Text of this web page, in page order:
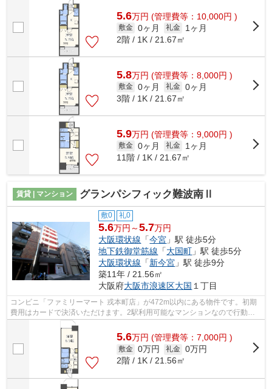
5.6万円 (管理費等：10,000円 )
敷金 0ヶ月 礼金
1ヶ月
2階 / 1K / 21.67㎡
5.8万円 (管理費等：8,000円 )
敷金 0ヶ月 礼金 0ヶ月
3階 / 1K / 21.67㎡
5.9万円 (管理費等：9,000円 )
敷金 0ヶ月 礼金
1ヶ月
11階 / 1K / 21.67㎡
賃貸 | マンション グランパシフィック難波南Ⅱ
敷0 礼0
5.6万円～5.7万円
大阪環状線 「今宮 」駅 徒歩5分
地下鉄御堂筋線 「大国町 」駅 徒歩5分
大阪環状線 「新今宮 」駅 徒歩9分
築11年 / 21.56㎡
大阪府大阪市浪速区大国 １丁目
コンビニ「ファミリーマート 戎本町店」が472m以内にある物件です。初期
費用はカードで決済いただけます。2駅利用可能なマンションなので行動範
囲も広がります。駅から徒歩5分というア...
5.6万円 (管理費等：7,000円 )
敷金 0万円 礼金 0万円
2階 / 1K / 21.56㎡